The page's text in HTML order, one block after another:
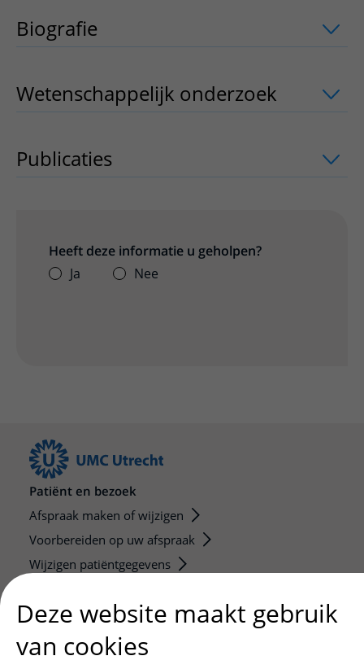
Biografie
Wetenschappelijk onderzoek
Publicaties uitklapper, klik om te
Heeft deze informatie u geholpen?
Ja
Nee
Patiënt en bezoek
Afspraak maken of wijzigen
Voorbereiden op uw afspraak
Wijzigen patiëntgegevens
Bezoektijden
Onderwijs en onderzoek
Deze website maakt gebruik
van cookies